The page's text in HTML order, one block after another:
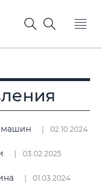
машин 02.10.2024
03.02.2025
01.03.2024